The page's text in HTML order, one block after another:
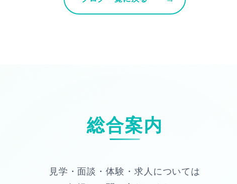
総合案内
見学・面談・体験・求人については